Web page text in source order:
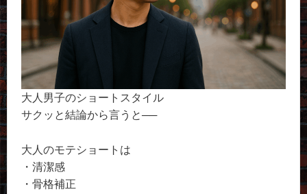
大人男子のショートスタイル
サクッと結論から言うと──
大人のモテショートは
・清潔感
・骨格補正